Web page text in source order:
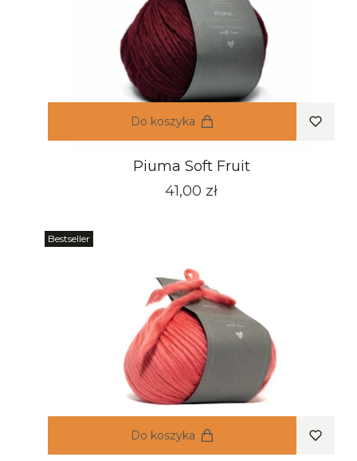
Do koszyka
Piuma Soft Fruit
Cena
41,00 zł
Bestseller
Do koszyka